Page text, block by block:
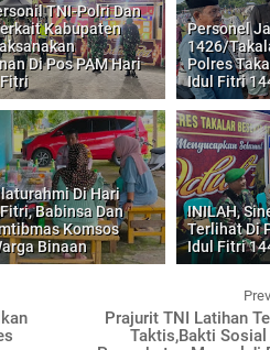
TNI-Polri Dan
Kabupaten
Di Pos PAM Hari
Personel
1426/
Polres
Idul Fitri
Di Hari
Babinsa Dan
Komsos
Binaan
INILAH,
Terlihat Di
Idul Fitri
Prajurit TNI Latihan
Taktis,Bakti Sosial